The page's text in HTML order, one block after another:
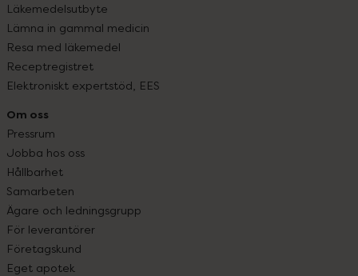
Läkemedelsutbyte
Lämna in gammal medicin
Resa med läkemedel
Receptregistret
Elektroniskt expertstöd, EES
Om oss
Pressrum
Jobba hos oss
Hållbarhet
Samarbeten
Ägare och ledningsgrupp
För leverantörer
Företagskund
Eget apotek